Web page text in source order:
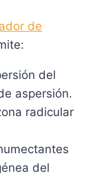
de
del
aspersión.
radicular
del